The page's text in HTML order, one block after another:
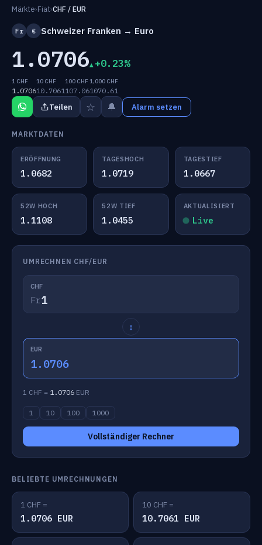
Märkte›Fiat›CHF / EUR
Fr € Schweizer Franken → Euro
1.0706 +0.23%
1 CHF
1.0706
10 CHF
10.7061
100 CHF
107.06
1,000 CHF
1070.61
Teilen ☆ 🔔 Alarm setzen
MARKTDATEN
ERÖFFNUNG
1.0682
TAGESHOCH
1.0719
TAGESTIEF
1.0667
52W HOCH
1.1108
52W TIEF
1.0455
AKTUALISIERT
Live
UMRECHNEN CHF/EUR
CHF
Fr
↕
EUR
1.0706
1 CHF = 1.0706 EUR
1 10 100 1000
Vollständiger Rechner
BELIEBTE UMRECHNUNGEN
1 CHF =
1.0706 EUR
10 CHF =
10.7061 EUR